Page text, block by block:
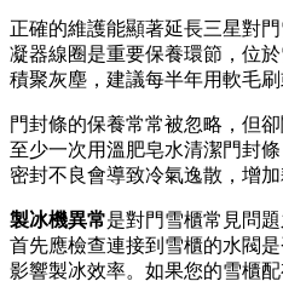
正確的維護能顯著延長三星對
凝器線圈是重要保養環節，位
積聚灰塵，建議每半年用軟毛刷
門封條的保養常常被忽略，但
至少一次用溫肥皂水清潔門封
密封不良會導致冷氣逸散，增加
製冰機異常是對門雪櫃常見問
首先應檢查連接到雪櫃的水閥
影響製冰效率。如果您的雪櫃